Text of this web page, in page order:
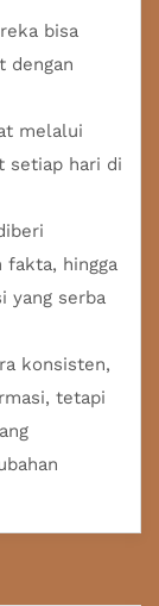
bisa
dengan
melalui
setiap hari di
fakta, hingga
yang serba
konsisten,
tetapi